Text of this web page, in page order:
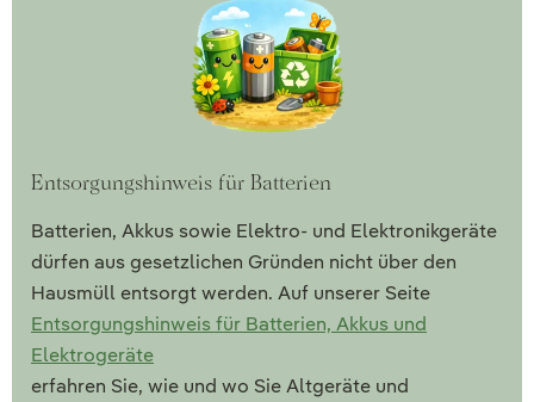
Entsorgungshinweis für Batterien
Batterien, Akkus sowie Elektro- und Elektronikgeräte
dürfen aus gesetzlichen Gründen nicht über den
Hausmüll entsorgt werden. Auf unserer Seite
Entsorgungshinweis für Batterien, Akkus und
Elektrogeräte
erfahren Sie, wie und wo Sie Altgeräte und